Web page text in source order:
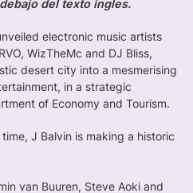
del texto ingles.
electronic music artists
WizTheMc and DJ Bliss,
desert city into a mesmerising
in a strategic
of Economy and Tourism.
J Balvin is making a historic
van Buuren, Steve Aoki and